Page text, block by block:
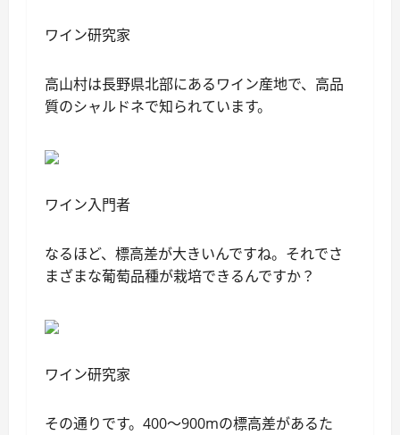
ワイン研究家
高山村は長野県北部にあるワイン産地で、高品
質のシャルドネで知られています。
ワイン入門者
なるほど、標高差が大きいんですね。それでさ
まざまな葡萄品種が栽培できるんですか？
ワイン研究家
その通りです。400～900mの標高差があるた